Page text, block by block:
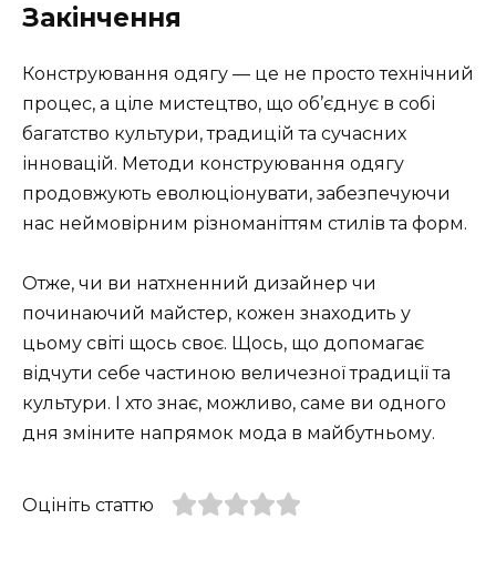
Закінчення
Конструювання одягу — це не просто технічний
процес, а ціле мистецтво, що об’єднує в собі
багатство культури, традицій та сучасних
інновацій. Методи конструювання одягу
продовжують еволюціонувати, забезпечуючи
нас неймовірним різноманіттям стилів та форм.
Отже, чи ви натхненний дизайнер чи
починаючий майстер, кожен знаходить у
цьому світі щось своє. Щось, що допомагає
відчути себе частиною величезної традиції та
культури. І хто знає, можливо, саме ви одного
дня зміните напрямок мода в майбутньому.
Оцініть статтю